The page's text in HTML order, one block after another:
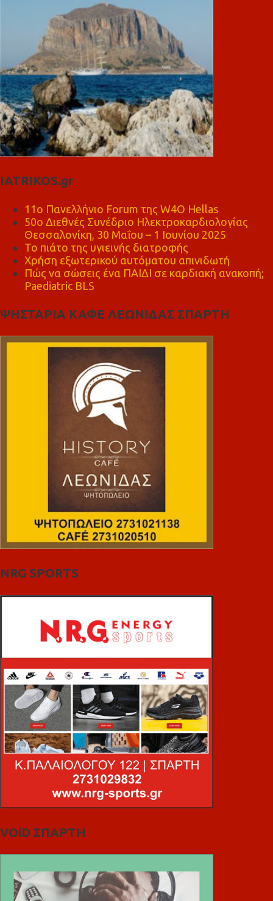
IATRIKOS.gr
11ο Πανελλήνιο Forum της W4O Hellas
50ο Διεθνές Συνέδριο Ηλεκτροκαρδιολογίας
Θεσσαλονίκη, 30 Μαΐου – 1 Ιουνίου 2025
Το πιάτο της υγιεινής διατροφής
Χρήση εξωτερικού αυτόματου απινιδωτή
Πώς να σώσεις ένα ΠΑΙΔΙ σε καρδιακή ανακοπή;
Paediatric BLS
ΨΗΣΤΑΡΙΑ ΚΑΦΕ ΛΕΩΝΙΔΑΣ ΣΠΑΡΤΗ
NRG SPORTS
VOiD ΣΠΑΡΤΗ